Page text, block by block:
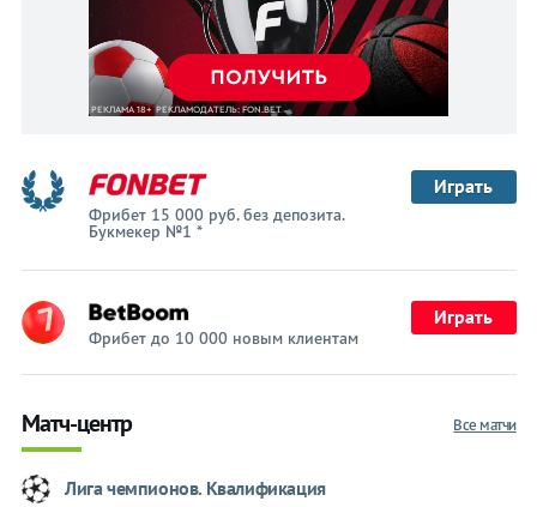
Фрибет 15 000 руб. без депозита.
Букмекер №1 *
Играть
Фрибет до 10 000 новым клиентам
Играть
Все матчи
Матч-центр
Лига чемпионов. Квалификация